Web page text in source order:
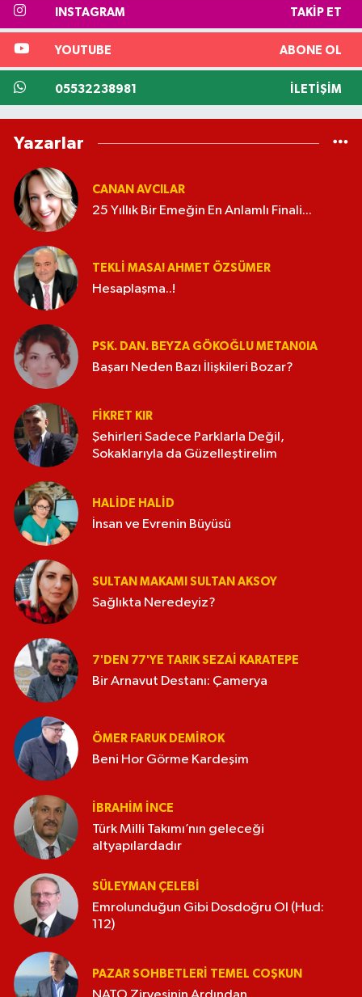
INSTAGRAM TAKIP ET
YOUTUBE ABONE OL
05532238981 İLETIŞIM
Yazarlar
CANAN AVCILAR
25 Yıllık Bir Emeğin En Anlamlı Finali...
TEKLI MASA! AHMET ÖZSÜMER
Hesaplaşma..!
PSK. DAN. BEYZA GÖKOĞLU METAN0IA
Başarı Neden Bazı İlişkileri Bozar?
FIKRET KIR
Şehirleri Sadece Parklarla Değil,
Sokaklarıyla da Güzelleştirelim
HALIDE HALID
İnsan ve Evrenin Büyüsü
SULTAN MAKAMI SULTAN AKSOY
Sağlıkta Neredeyiz?
7'DEN 77'YE TARIK SEZAI KARATEPE
Bir Arnavut Destanı: Çamerya
ÖMER FARUK DEMIROK
Beni Hor Görme Kardeşim
İBRAHIM İNCE
Türk Milli Takımı’nın geleceği
altyapılardadır
SÜLEYMAN ÇELEBI
Emrolunduğun Gibi Dosdoğru Ol (Hud:
112)
PAZAR SOHBETLERI TEMEL COŞKUN